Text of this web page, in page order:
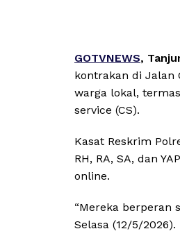
GOTVNEWS,
kontrakan di Jalan
warga lokal,
service (CS).
Kasat Reskrim
RH, RA, SA, dan
online.
“Mereka berperan
Selasa (12/5/2026).